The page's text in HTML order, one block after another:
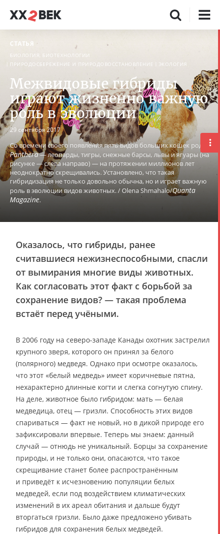
СТАТЬЯ
БИОЛОГИЯ, БИОТЕХНОЛОГИИ
ПРИРОДОСБЕРЕЖЕНИЕ И ПРИРОДОВОССТАНОВЛЕНИЕ
ЭКОЛОГИЯ
Межвидовые гибриды
играют жизненно важную
роль в эволюции
29 сентября 2017
Со времени своего появления пять видов больших кошек рода
Panthera— леопарды, тигры, снежные барсы, львы и ягуары (на
рисунке — слева направо) — на протяжении миллионов лет
неоднократно скрещивались. Установлено, что такая
гибридизация не только довольно обычна, но и играет важную
роль в эволюции видов животных. / Olena Shmahalo/Quanta
Magazine.
Оказалось, что гибриды, ранее
считавшиеся нежизнеспособными, спасли
от вымирания многие виды животных.
Как согласовать этот факт с борьбой за
сохранение видов? — такая проблема
встаёт перед учёными.
В 2006 году на северо-западе Канады охотник застрелил
крупного зверя, которого он принял за белого
(полярного) медведя. Однако при осмотре оказалось,
что этот «белый медведь» имеет коричневые пятна,
нехарактерно длинные когти и слегка согнутую спину.
На деле, животное было гибридом: мать — белая
медведица, отец — гризли. Способность этих видов
спариваться — факт не новый, но в дикой природе его
зафиксировали впервые. Теперь мы знаем: данный
случай — отнюдь не уникальный. Борцы за сохранение
природы, и не только они, опасаются, что такое
скрещивание станет более распространённым
и приведёт к исчезновению популяции белых
медведей, если под воздействием климатических
изменений в их ареал обитания и дальше будут
вторгаться гризли. Было даже предложено убивать
гибридов для сохранения белых медведей.